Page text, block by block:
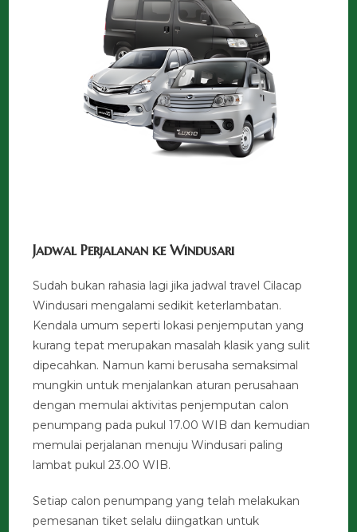
Jadwal Perjalanan ke Windusari
Sudah bukan rahasia lagi jika jadwal travel Cilacap
Windusari mengalami sedikit keterlambatan.
Kendala umum seperti lokasi penjemputan yang
kurang tepat merupakan masalah klasik yang sulit
dipecahkan. Namun kami berusaha semaksimal
mungkin untuk menjalankan aturan perusahaan
dengan memulai aktivitas penjemputan calon
penumpang pada pukul 17.00 WIB dan kemudian
memulai perjalanan menuju Windusari paling
lambat pukul 23.00 WIB.
Setiap calon penumpang yang telah melakukan
pemesanan tiket selalu diingatkan untuk